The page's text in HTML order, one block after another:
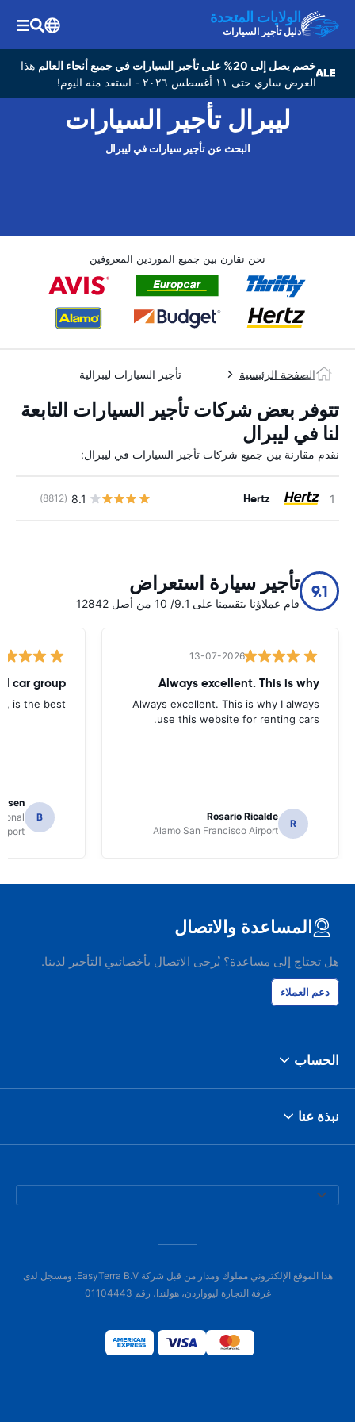
الولايات المتحدة
دليل تأجير السيارات
خصم يصل إلى 20% على تأجير السيارات في جميع أنحاء العالم
هذا
العرض ساري حتى ١١ أغسطس ٢٠٢٦ - استفد منه اليوم!
ليبرال تأجير السيارات
البحث عن تأجير سيارات في ليبرال
نحن نقارن بين جميع الموردين المعروفين
الصفحة الرئيسية تأجير السيارات ليبرالية
تتوفر بعض شركات تأجير السيارات التابعة
لنا في ليبرال
نقدم مقارنة بين جميع شركات تأجير السيارات في ليبرال:
Hertz
8.1
(8812)
9.1 تأجير سيارة استعراض
قام عملاؤنا بتقييمنا على 9.1/ 10 من أصل 12842
13-07-2026
Always excellent. This is why
Always excellent. This is why I always
use this website for renting cars.
R
Rosario Ricalde
Alamo San Francisco Airport
car group
is the best.
B
المساعدة والاتصال
هل تحتاج إلى مساعدة؟ يُرجى الاتصال بأخصائيي التأجير لدينا.
دعم العملاء
الحساب
نبذة عنا
هذا الموقع الإلكتروني مملوك ومدار من قبل شركة EasyTerra B.V. ومسجل لدى
غرفة التجارة ليوواردن، هولندا، رقم 01104443